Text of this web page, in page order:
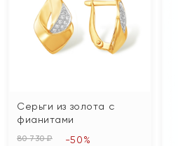
Серьги из золота с
фианитами
80 730 ₽ -50%